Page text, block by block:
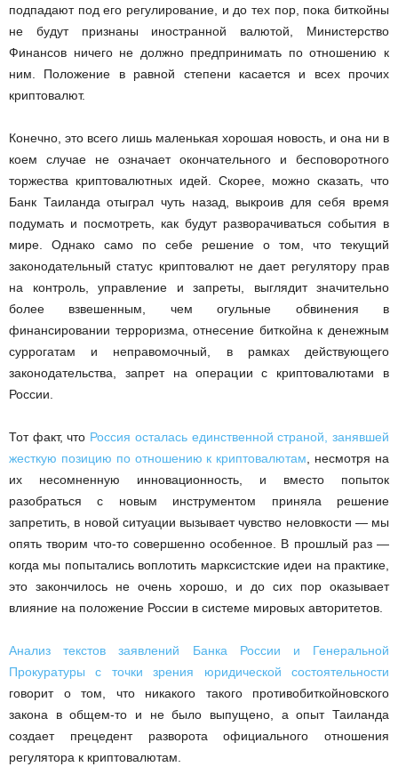
подпадают под его регулирование, и до тех пор, пока биткойны
не будут признаны иностранной валютой, Министерство
Финансов ничего не должно предпринимать по отношению к
ним. Положение в равной степени касается и всех прочих
криптовалют.
Конечно, это всего лишь маленькая хорошая новость, и она ни в
коем случае не означает окончательного и бесповоротного
торжества криптовалютных идей. Скорее, можно сказать, что
Банк Таиланда отыграл чуть назад, выкроив для себя время
подумать и посмотреть, как будут разворачиваться события в
мире. Однако само по себе решение о том, что текущий
законодательный статус криптовалют не дает регулятору прав
на контроль, управление и запреты, выглядит значительно
более взвешенным, чем огульные обвинения в
финансировании терроризма, отнесение биткойна к денежным
суррогатам и неправомочный, в рамках действующего
законодательства, запрет на операции с криптовалютами в
России.
Тот факт, что Россия осталась единственной страной, занявшей
жесткую позицию по отношению к криптовалютам , несмотря на
их несомненную инновационность, и вместо попыток
разобраться с новым инструментом приняла решение
запретить, в новой ситуации вызывает чувство неловкости — мы
опять творим что-то совершенно особенное. В прошлый раз —
когда мы попытались воплотить марксистские идеи на практике,
это закончилось не очень хорошо, и до сих пор оказывает
влияние на положение России в системе мировых авторитетов.
Анализ текстов заявлений Банка России и Генеральной
Прокуратуры с точки зрения юридической состоятельности
говорит о том, что никакого такого противобиткойновского
закона в общем-то и не было выпущено, а опыт Таиланда
создает прецедент разворота официального отношения
регулятора к криптовалютам.